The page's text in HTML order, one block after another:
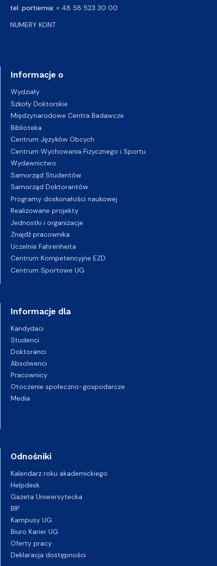
tel. portiernia: + 48 58 523 30 00
NUMERY KONT
Informacje o
Wydziały
Szkoły Doktorskie
Międzynarodowe Centra Badawcze
Biblioteka
Centrum Języków Obcych
Centrum Wychowania Fizycznego i Sportu
Wydawnictwo
Samorząd Studentów
Samorząd Doktorantów
Programy doskonałości naukowej
Realizowane projekty
Jednostki i organizacje
Znajdź pracownika
Uczelnie Fahrenheita
Centrum Kompetencyjne EZD
Centrum Sportowe UG
Informacje dla
Kandydaci
Studenci
Doktoranci
Absolwenci
Pracownicy
Otoczenie społeczno-gospodarcze
Media
Odnośniki
Kalendarz roku akademickiego
Helpdesk
Gazeta Uniwersytecka
BIP
Kampusy UG
Biuro Karier UG
Oferty pracy
Deklaracja dostępności